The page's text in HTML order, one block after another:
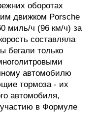
оборотах
движком Porsche
миль/ч (96 км/ч) за
составляла
бегали только
автомобилю
тормоза - их
автомобиля,
участию в Формуле